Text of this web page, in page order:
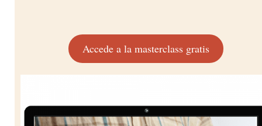
Accede a la masterclass gratis